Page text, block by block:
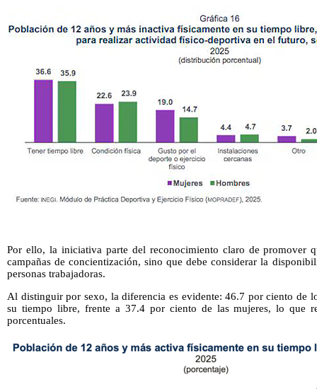
Por ello, la iniciativa parte del reconocimiento claro de promover
campañas de concientización, sino que debe considerar la
personas trabajadoras.
Al distinguir por sexo, la diferencia es evidente: 46.7 por ciento de
su tiempo libre, frente a 37.4 por ciento de las mujeres, lo que
porcentuales.